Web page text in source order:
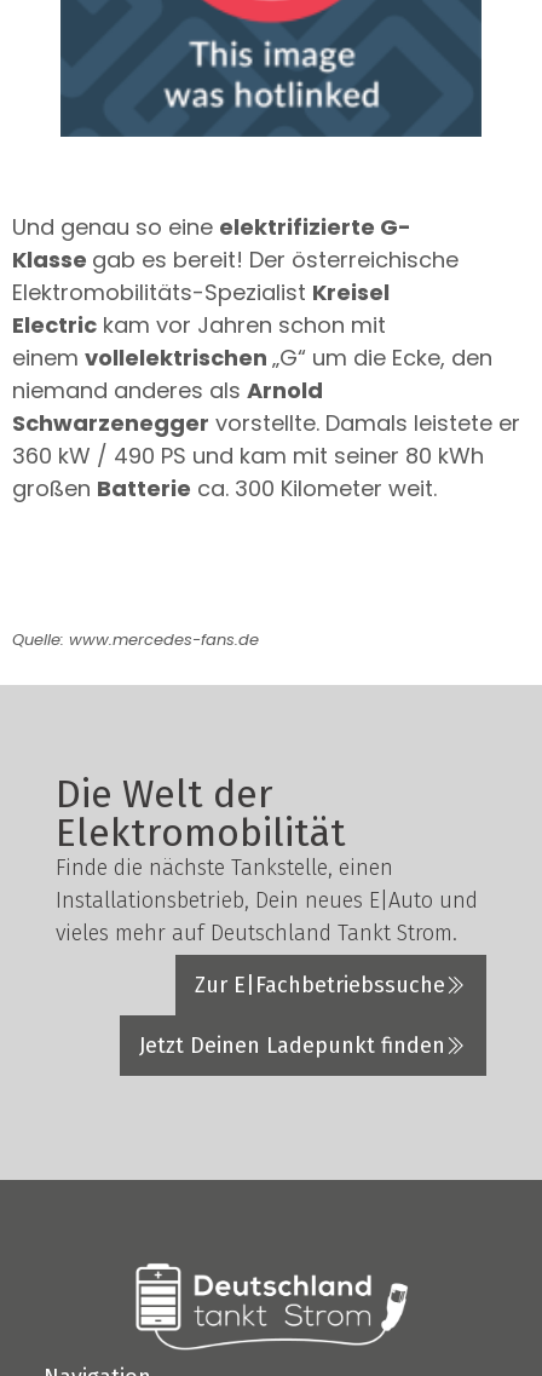
Und genau so eine elektrifizierte G-
Klasse gab es bereit! Der österreichische
Elektromobilitäts-Spezialist Kreisel
Electric kam vor Jahren schon mit
einem vollelektrischen „G“ um die Ecke, den
niemand anderes als Arnold
Schwarzenegger vorstellte. Damals leistete er
360 kW / 490 PS und kam mit seiner 80 kWh
großen Batterie ca. 300 Kilometer weit.
Quelle: www.mercedes-fans.de
Die Welt der
Elektromobilität
Finde die nächste Tankstelle, einen
Installationsbetrieb, Dein neues E|Auto und
vieles mehr auf Deutschland Tankt Strom.
Zur E|Fachbetriebssuche
Jetzt Deinen Ladepunkt finden